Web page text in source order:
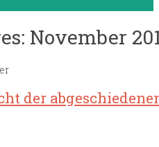
November
der